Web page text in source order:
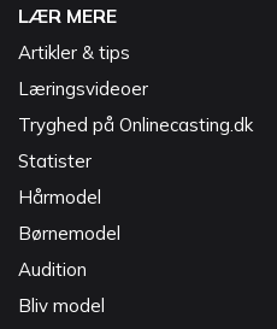
LÆR MERE
Artikler & tips
Læringsvideoer
Tryghed på Onlinecasting.dk
Statister
Hårmodel
Børnemodel
Audition
Bliv model